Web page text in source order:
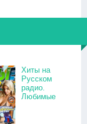
Хиты на
Русском
радио.
Любимые